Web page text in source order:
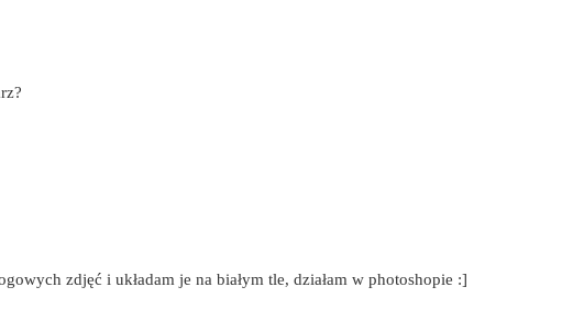
zdjęć i układam je na białym tle, działam w photoshopie :]